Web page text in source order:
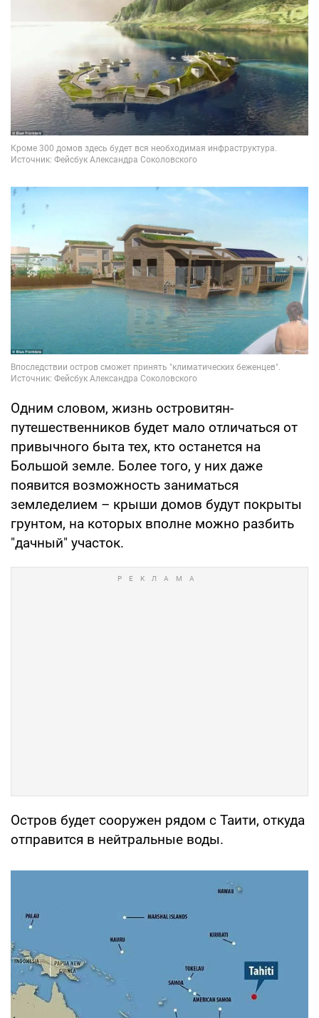
Одним словом, жизнь островитян-
путешественников будет мало отличаться от
привычного быта тех, кто останется на
Большой земле. Более того, у них даже
появится возможность заниматься
земледелием – крыши домов будут покрыты
грунтом, на которых вполне можно разбить
"дачный" участок.
Остров будет сооружен рядом с Таити, откуда
отправится в нейтральные воды.